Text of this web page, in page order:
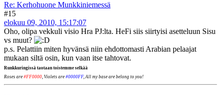
Re: Kerhohuone Munkkiniemessä
#15
elokuu 09, 2010, 15:17:07
Oho, olipa vekkuli visio Hra PJ:lta. HeFi siis siirtyisi asetteluun Sisu
vs muut?
p.s. Pelattiin miten hyvänsä niin ehdottomasti Arabian pelaajat
mukaan siltä osin, kun vaan itse tahtovat.
Runkkuringissä taotaan toistemme selkää
Roses are #FF0000, Violets are #0000FF, All my base are belong to you!